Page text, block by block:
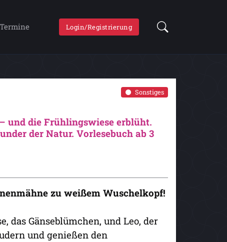
Termine Login/Registrierung
Sonstiges
und die Frühlingswiese erblüht.
der Natur. Vorlesebuch ab 3
zu weißem Wuschelkopf!
das Gänseblümchen, und Leo, der
und genießen den